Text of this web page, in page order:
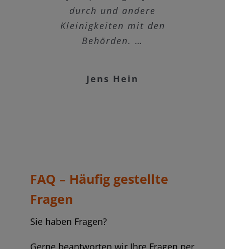
durch und andere
Kleinigkeiten mit den
Behörden. …
Jens Hein
zurückgreifen. Vielen Dank
nochmals.
FAQ – Häufig gestellte
Fragen
Sie haben Fragen?